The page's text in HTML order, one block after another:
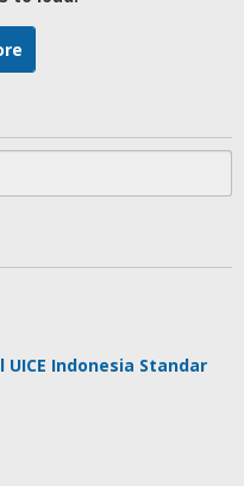
UICE Indonesia Standar